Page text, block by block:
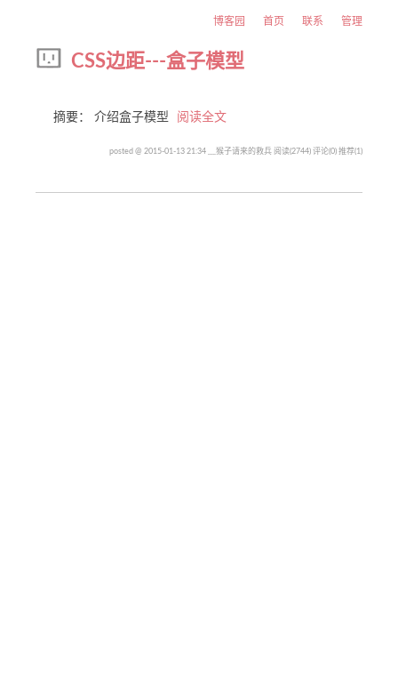
博客园 首页 联系 管理
CSS边距---盒子模型
摘要： 介绍盒子模型 阅读全文
posted @ 2015-01-13 21:34 ﹏猴子请来的救兵 阅读(2744) 评论(0) 推荐(1)